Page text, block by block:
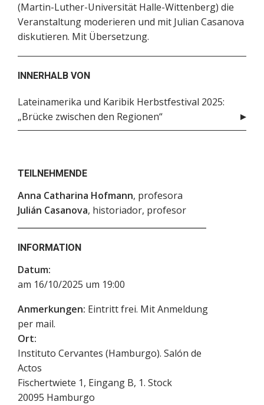
(Martin-Luther-Universität Halle-Wittenberg) die
Veranstaltung moderieren und mit Julian Casanova
diskutieren. Mit Übersetzung.
INNERHALB VON
Lateinamerika und Karibik Herbstfestival 2025:
„Brücke zwischen den Regionen“
TEILNEHMENDE
Anna Catharina Hofmann, profesora
Julián Casanova, historiador, profesor
INFORMATION
Datum:
am 16/10/2025 um 19:00
Anmerkungen: Eintritt frei. Mit Anmeldung
per mail.
Ort:
Instituto Cervantes (Hamburgo). Salón de
Actos
Fischertwiete 1, Eingang B, 1. Stock
20095 Hamburgo